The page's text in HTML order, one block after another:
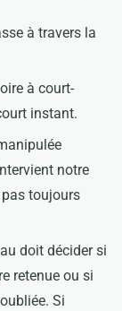
à travers la
à court-
instant.
notre
pas toujours
doit décider si
retenue ou si
Si